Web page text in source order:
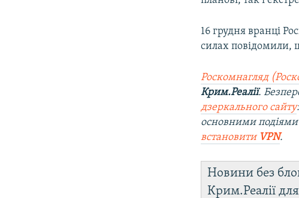
16 грудня вранці
силах повідомили,
Роскомнагляд
Крим.Реалії.
дзеркального сайту
основними подіями
встановити VPN.
Новини без
Крим.Реалії